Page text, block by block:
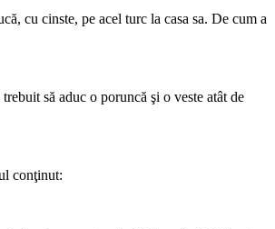
cu cinste, pe acel turc la casa sa. De cum a
să aduc o poruncă şi o veste atât de
conţinut: